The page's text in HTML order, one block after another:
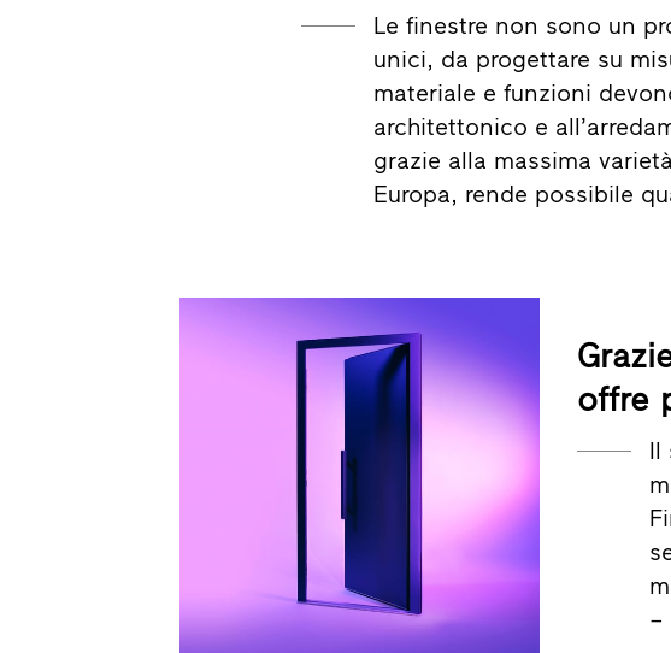
Le finestre non sono un
unici, da progettare su
materiale e funzioni
architettonico e
grazie alla massima
Europa, rende possibile
offre
Il
–